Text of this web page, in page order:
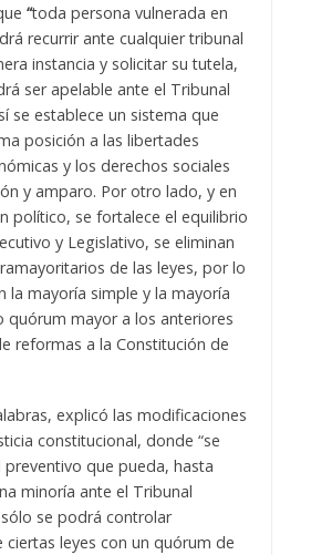
“toda persona vulnerada en
recurrir ante cualquier tribunal
instancia y solicitar su tutela,
ser apelable ante el Tribunal
se establece un sistema que
posición a las libertades
y los derechos sociales
y amparo. Por otro lado, y en
político, se fortalece el equilibrio
y Legislativo, se eliminan
de las leyes, por lo
la mayoría simple y la mayoría
quórum mayor a los anteriores
reformas a la Constitución de
explicó las modificaciones
constitucional, donde “se
que pueda, hasta
minoría ante el Tribunal
se podrá controlar
leyes con un quórum de